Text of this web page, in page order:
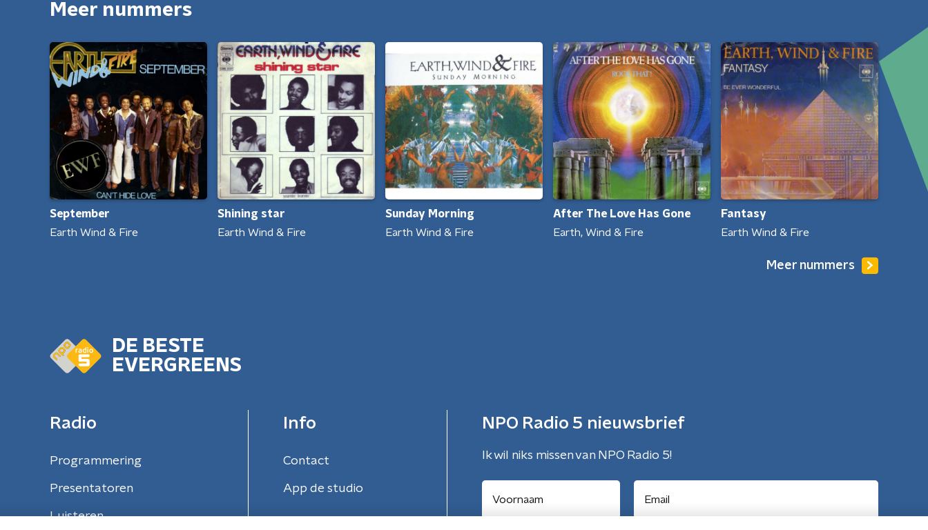
Meer nummers
September
Earth Wind & Fire
Shining star
Earth Wind & Fire
Sunday Morning
Earth Wind & Fire
After The Love Has Gone
Earth, Wind & Fire
Fantasy
Earth Wind & Fire
Meer nummers
DE BESTE
EVERGREENS
Radio
Programmering
Presentatoren
Luisteren
Info
Contact
App de studio
NPO Radio 5 nieuwsbrief
Ik wil niks missen van NPO Radio 5!